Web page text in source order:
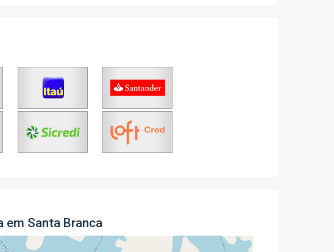
em Santa Branca